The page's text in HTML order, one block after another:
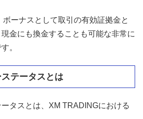
ーナスとして取引の有効証拠金と
金にも換金することも可能な非常に
。
テータスとは
タスとは、XM TRADINGにおける